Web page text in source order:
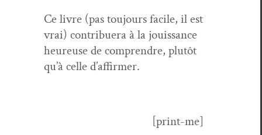
Ce livre (pas tou­jours facile, il est
vrai) con­tribuera à la jouis­sance
heureuse de com­pren­dre, plutôt
qu’à celle d’affirmer.
[print-me]